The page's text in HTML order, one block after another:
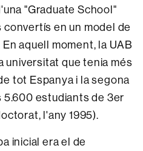
"Graduate School"
convertís en un model de
aquell moment, la UAB
universitat que tenia més
tot Espanya i la segona
estudiants de 3er
l'any 1995).
inicial era el de